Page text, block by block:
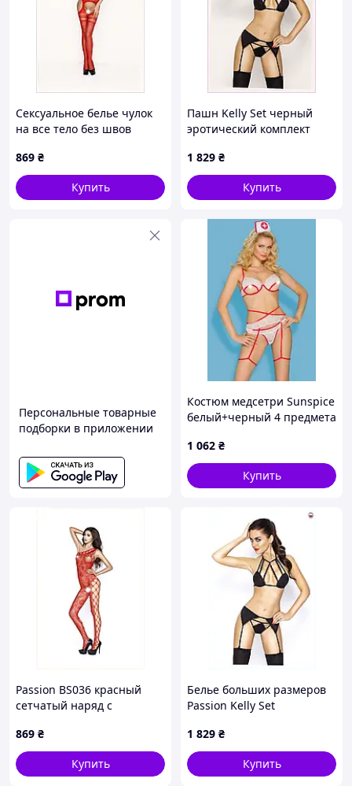
Сексуальное белье чулок
на все тело без швов
869 ₴
Купить
Пашн Kelly Set черный
эротический комплект
95MT6920
1 829 ₴
Купить
Персональные товарные
подборки в приложении
Костюм медсетри Sunspice
белый+черный 4 предмета
1 062 ₴
Купить
Passion BS036 красный
сетчатый наряд с
95CB66E68
869 ₴
Купить
Белье больших размеров
Passion Kelly Set
95P6M92T0
1 829 ₴
Купить